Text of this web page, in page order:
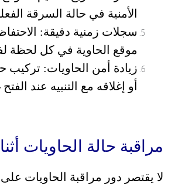
الأمنية في حالة السرقة
سجلات زمنية دقيقة:
موقع الحاوية في كل لحظة
زيادة أمن الحاويات: تركيب
أو إغلاقه مع التنبيه عند
مراقبة حالة الحاويات
لا يقتصر دور مراقبة الحاويات